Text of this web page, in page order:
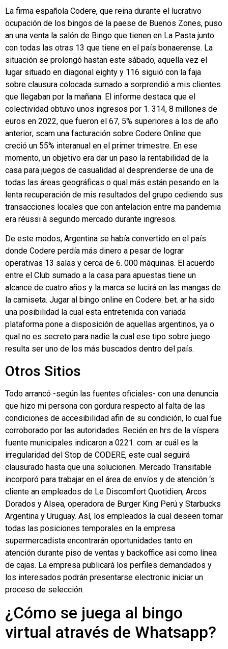
La firma española Codere, que reina durante el lucrativo
ocupación de los bingos de la paese de Buenos Zones, puso
an una venta la salón de Bingo que tienen en La Pasta junto
con todas las otras 13 que tiene en el país bonaerense. La
situación se prolongó hastan este sábado, aquella vez el
lugar situado en diagonal eighty y 116 siguió con la faja
sobre clausura colocada sumado a sorprendió a mis clientes
que llegaban por la mañana. El informe destaca que el
colectividad obtuvo unos ingresos por 1. 314, 8 millones de
euros en 2022, que fueron el 67, 5% superiores a los de año
anterior; scam una facturación sobre Codere Online que
creció un 55% interanual en el primer trimestre. En ese
momento, un objetivo era dar un paso la rentabilidad de la
casa para juegos de casualidad al desprenderse de una de
todas las áreas geográficas o qual más están pesando en la
lenta recuperación de mis resultados del grupo cediendo sus
transacciones locales que con antelacion entre ma pandemia
era réussi à segundo mercado durante ingresos.
De este modos, Argentina se había convertido en el país
donde Codere perdía más dinero a pesar de lograr
operativas 13 salas y cerca de 6. 000 máquinas. El acuerdo
entre el Club sumado a la casa para apuestas tiene un
alcance de cuatro años y la marca se lucirá en las mangas de
la camiseta. Jugar al bingo online en Codere. bet. ar ha sido
una posibilidad la cual esta entretenida con variada
plataforma pone a disposición de aquellas argentinos, ya o
qual no es secreto para nadie la cual ese tipo sobre juego
resulta ser uno de los más buscados dentro del país.
Otros Sitios
Todo arrancó -según las fuentes oficiales- con una denuncia
que hizo mi persona con gordura respecto al falta de las
condiciones de accesibilidad afin de su condición, lo cual fue
corroborado por las autoridades. Recién en hrs de la víspera
fuente municipales indicaron a 0221. com. ar cuál es la
irregularidad del Stop de CODERE, este cual seguirá
clausurado hasta que una solucionen. Mercado Transitable
incorporó para trabajar en el área de envíos y de atención ‘s
cliente an empleados de Le Discomfort Quotidien, Arcos
Dorados y Alsea, operadora de Burger King Perú y Starbucks
Argentina y Uruguay. Así, los empleados la cual deseen tomar
todas las posiciones temporales en la empresa
supermercadista encontrarán oportunidades tanto en
atención durante piso de ventas y backoffice asi como línea
de cajas. La empresa publicará los perfiles demandados y
los interesados podrán presentarse electronic iniciar un
proceso de selección.
¿Cómo se juega al bingo
virtual através de Whatsapp?